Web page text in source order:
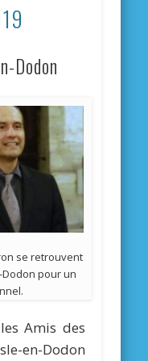
Dodon
se retrouvent
Dodon pour un
Amis des
Dodon